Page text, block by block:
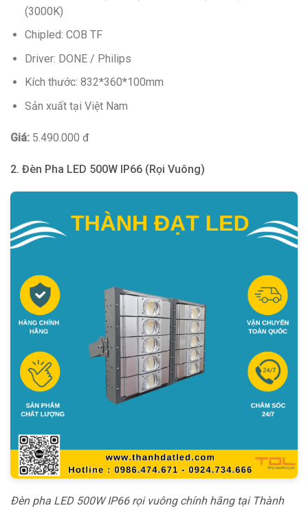
(3000K)
Chipled: COB TF
Driver: DONE / Philips
Kích thước: 832*360*100mm
Sản xuất tại Việt Nam
Giá: 5.490.000 đ
2. Đèn Pha LED 500W IP66 (Rọi Vuông)
Đèn pha LED 500W IP66 rọi vuông chính hãng tại Thành